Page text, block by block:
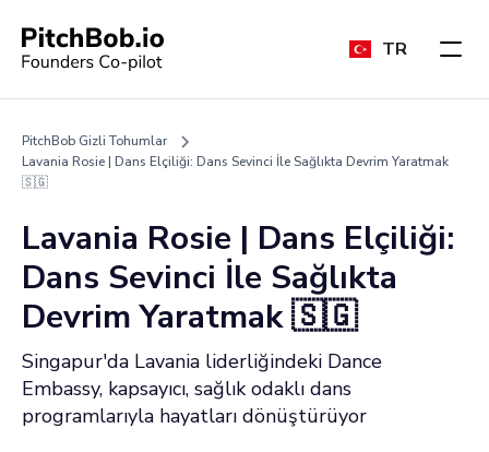
TR
PitchBob Gizli Tohumlar
Lavania Rosie | Dans Elçiliği: Dans Sevinci İle Sağlıkta Devrim Yaratmak
🇸🇬
Lavania Rosie | Dans Elçiliği:
Dans Sevinci İle Sağlıkta
Devrim Yaratmak 🇸🇬
Singapur'da Lavania liderliğindeki Dance
Embassy, kapsayıcı, sağlık odaklı dans
programlarıyla hayatları dönüştürüyor